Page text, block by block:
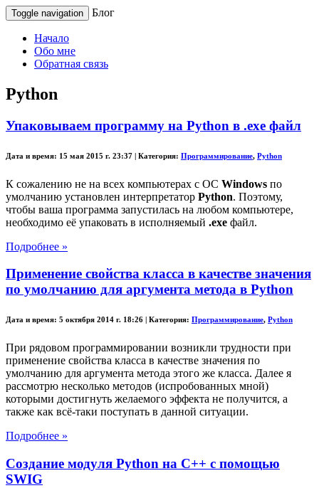
Toggle navigation Блог
Начало
Обо мне
Обратная связь
Python
Упаковываем программу на Python в .exe файл
Дата и время: 15 мая 2015 г. 23:37 | Категория: Программирование, Python
К сожалению не на всех компьютерах с ОС Windows по
умолчанию установлен интерпретатор Python. Поэтому,
чтобы ваша программа запустилась на любом компьютере,
необходимо её упаковать в исполняемый .exe файл.
Подробнее »
Применение свойства класса в качестве значения
по умолчанию для аргумента метода в Python
Дата и время: 5 октября 2014 г. 18:26 | Категория: Программирование, Python
При рядовом программировании возникли трудности при
применение свойства класса в качестве значения по
умолчанию для аргумента метода этого же класса. Далее я
рассмотрю несколько методов (испробованных мной)
которыми достигнуть желаемого эффекта не получится, а
также как всё-таки поступать в данной ситуации.
Подробнее »
Создание модуля Python на C++ с помощью
SWIG